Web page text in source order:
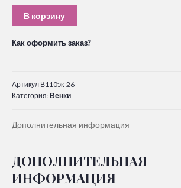
В корзину
Как оформить заказ?
Артикул В110эк-26
Категория:Венки
Дополнительная информация
ДОПОЛНИТЕЛЬНАЯ
ИНФОРМАЦИЯ